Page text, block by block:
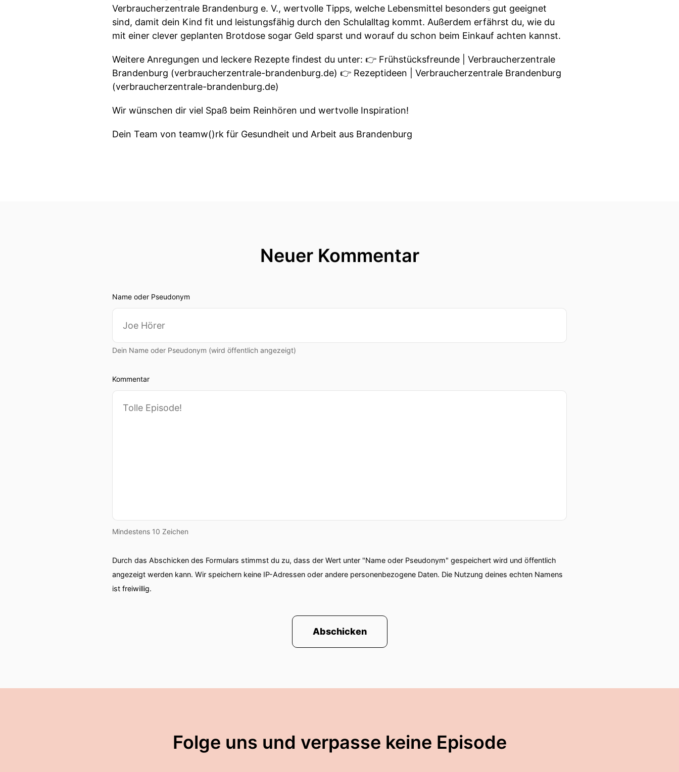
Verbraucherzentrale Brandenburg e. V., wertvolle Tipps, welche Lebensmittel besonders gut geeignet
sind, damit dein Kind fit und leistungsfähig durch den Schulalltag kommt. Außerdem erfährst du, wie du
mit einer clever geplanten Brotdose sogar Geld sparst und worauf du schon beim Einkauf achten kannst.
Weitere Anregungen und leckere Rezepte findest du unter: 👉 Frühstücksfreunde | Verbraucherzentrale
Brandenburg (verbraucherzentrale-brandenburg.de) 👉 Rezeptideen | Verbraucherzentrale Brandenburg
(verbraucherzentrale-brandenburg.de)
Wir wünschen dir viel Spaß beim Reinhören und wertvolle Inspiration!
Dein Team von teamw()rk für Gesundheit und Arbeit aus Brandenburg
Neuer Kommentar
Name oder Pseudonym
Dein Name oder Pseudonym (wird öffentlich angezeigt)
Kommentar
Mindestens 10 Zeichen
Durch das Abschicken des Formulars stimmst du zu, dass der Wert unter "Name oder Pseudonym" gespeichert wird und öffentlich
angezeigt werden kann. Wir speichern keine IP-Adressen oder andere personenbezogene Daten. Die Nutzung deines echten Namens
ist freiwillig.
Abschicken
Folge uns und verpasse keine Episode